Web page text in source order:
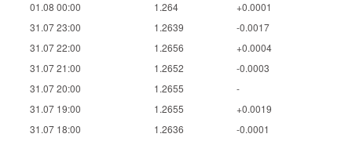
01.08 00:00
1.264
+0.0001
31.07 23:00
1.2639
-0.0017
31.07 22:00
1.2656
+0.0004
31.07 21:00
1.2652
-0.0003
31.07 20:00
1.2655
-
31.07 19:00
1.2655
+0.0019
31.07 18:00
1.2636
-0.0001